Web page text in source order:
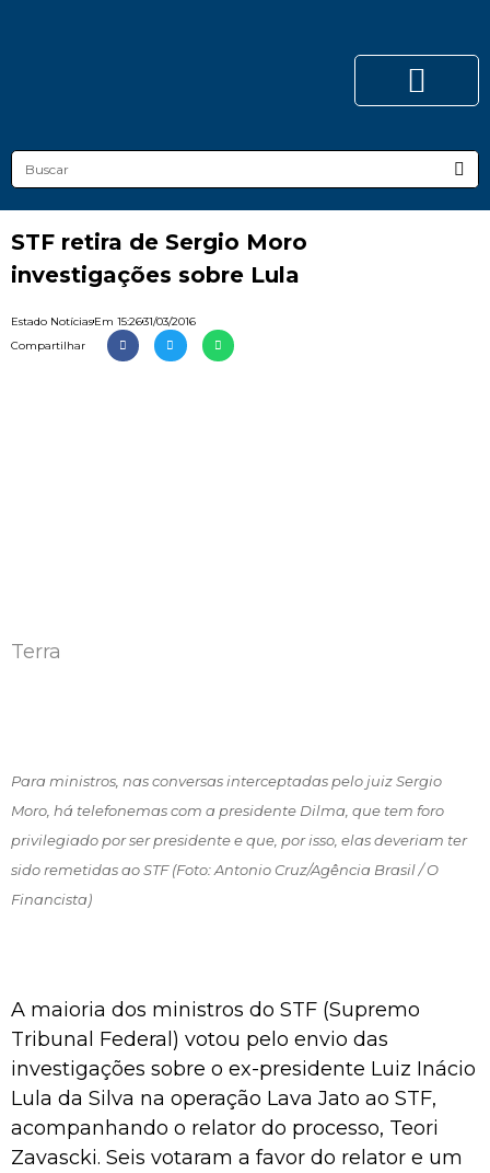
STF retira de Sergio Moro
investigações sobre Lula
Estado NotíciasEm 15:2631/03/2016
Compartilhar
Terra
Para ministros, nas conversas interceptadas pelo juiz Sergio
Moro, há telefonemas com a presidente Dilma, que tem foro
privilegiado por ser presidente e que, por isso, elas deveriam ter
sido remetidas ao STF (Foto: Antonio Cruz/Agência Brasil / O
Financista)
A maioria dos ministros do STF (Supremo
Tribunal Federal) votou pelo envio das
investigações sobre o ex-presidente Luiz Inácio
Lula da Silva na operação Lava Jato ao STF,
acompanhando o relator do processo, Teori
Zavascki. Seis votaram a favor do relator e um